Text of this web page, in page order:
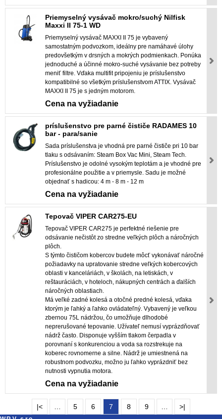
Priemyselný vysávač mokro/suchý Nilfisk
Maxxi II 75-1 WD
Priemyselný vysávač MAXXI II 75 je vybavený
samostatným podvozkom, ideálny pre namáhavé úlohy
predovšetkým v drsných a mokrých podmienkach. Ponúka
jednoduché a účinné mokro-suché vysávanie bez potreby
meniť filtre. Vďaka multifit pripojeniu je príslušenstvo
kompatibilné so všetkým príslušenstvom ATTIX. Vysávač
MAXXI II 75 je s jedným motorom.
Cena na vyžiadanie
príslušenstvo pre parné čističe RADAMES 10
bar - para/sanie
Sada príslušenstva je vhodná pre parné čističe pri 10 bar
tlaku s odsávaním: Steam Box Vac Mini, Steam Tech.
Príslušenstvo je odolné vysokým teplotám a je vhodné pre
profesionálne použitie a v priemysle. Sadu je možné
objednať s hadicou: 4 m - 8 m - 12 m
Cena na vyžiadanie
Tepovač VIPER CAR275-EU
Tepovač VIPER CAR275 je perfektné riešenie pre
odsávanie nečistôt zo stredne veľkých plôch a náročných
plôch.
S týmto čističom kobercov budete môcť vykonávať náročné
požiadavky na upratovanie stredne veľkých kobercových
oblasti v kanceláriách, v školách, na letiskách, v
reštauráciách, v hoteloch, nákupných centrách a ďalších
náročných oblastiach.
Má veľké zadné kolesá a otočné predné kolesá, vďaka
ktorým je ľahký a ľahko ovládateľný. Vybavený je veľkou
zbernou 75L nádržou, čo umožňuje dlhodobé
neprerušované tepovanie. Užívateľ nemusí vyprázdňovať
nádrž často. Disponuje vyšším tlakom čerpadla v
porovnaní s konkurenciou a voda sa rozstrekuje na
koberec rovnomerne a silne. Nádrž je umiestnená na
robustnom podvozku, možno ju ľahko vyprázdniť bez
nutnosti vypnutia motora.
Cena na vyžiadanie
|< 5 6 7 8 9 >|